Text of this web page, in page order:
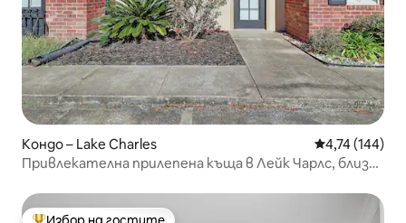
Кондо – Lake Charles Средна
4,74 (144)
Привлекателна прилепена къща в Лейк Чарлс, близо